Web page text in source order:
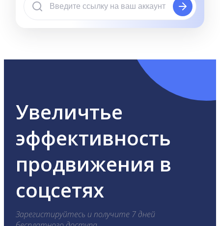
Увеличтье
эффективность
продвижения в
соцсетях
Зарегистируйтесь и получите 7 дней